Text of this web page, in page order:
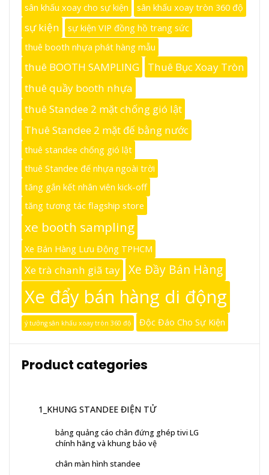
sân khấu xoay cho sự kiện
sân khấu xoay tròn 360 độ
sự kiện
sự kiện VIP đồng hồ trang sức
thuê booth nhựa phát hàng mẫu
thuê BOOTH SAMPLING
Thuê Bục Xoay Tròn
thuê quầy booth nhựa
thuê Standee 2 mặt chống gió lật
Thuê Standee 2 mặt đế bằng nước
thuê standee chống gió lật
thuê Standee đế nhựa ngoài trời
tăng gắn kết nhân viên kick-off
tăng tương tác flagship store
xe booth sampling
Xe Bán Hàng Lưu Động TPHCM
Xe trà chanh giã tay Xe Đầy Bán Hàng
Xe đẩy bán hàng di động
ý tưởng sân khấu xoay tròn 360 độ Độc Đáo Cho Sự Kiện
Product categories
1_KHUNG STANDEE ĐIỆN TỬ
bảng quảng cáo chân đứng ghép tivi LG
chính hãng và khung bảo vệ
chân màn hình standee